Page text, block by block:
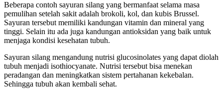
Beberapa contoh sayuran silang yang bermanfaat selama masa
pemulihan setelah sakit adalah brokoli, kol, dan kubis Brussel.
Sayuran tersebut memiliki kandungan vitamin dan mineral yang
tinggi. Selain itu ada juga kandungan antioksidan yang baik untuk
menjaga kondisi kesehatan tubuh.
Sayuran silang mengandung nutrisi glucosinolates yang dapat diolah
tubuh menjadi isothiocyanate. Nutrisi tersebut bisa menekan
peradangan dan meningkatkan sistem pertahanan kekebalan.
Sehingga tubuh akan kembali sehat.